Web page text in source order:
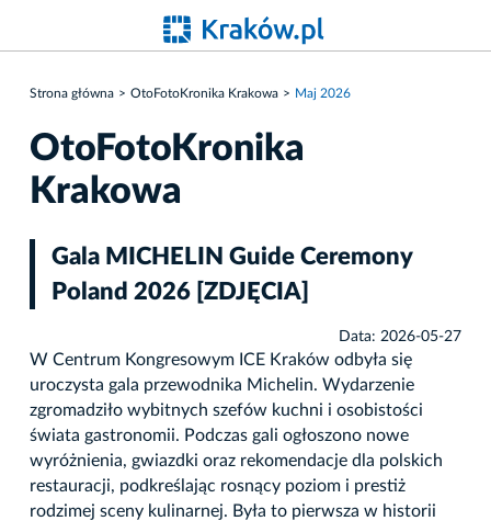
Strona główna OtoFotoKronika Krakowa Maj 2026
OtoFotoKronika
Krakowa
Gala MICHELIN Guide Ceremony
Poland 2026 [ZDJĘCIA]
Data: 2026-05-27
W Centrum Kongresowym ICE Kraków odbyła się
uroczysta gala przewodnika Michelin. Wydarzenie
zgromadziło wybitnych szefów kuchni i osobistości
świata gastronomii. Podczas gali ogłoszono nowe
wyróżnienia, gwiazdki oraz rekomendacje dla polskich
restauracji, podkreślając rosnący poziom i prestiż
rodzimej sceny kulinarnej. Była to pierwsza w historii